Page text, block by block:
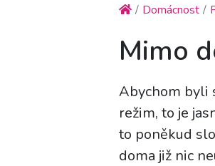
Domácnost
Mimo
Abychom byli
režim, to je
to poněkud
doma již nic